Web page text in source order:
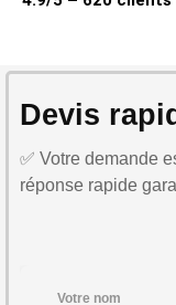
Devis
✅ Votre demande
réponse rapide
Votre nom